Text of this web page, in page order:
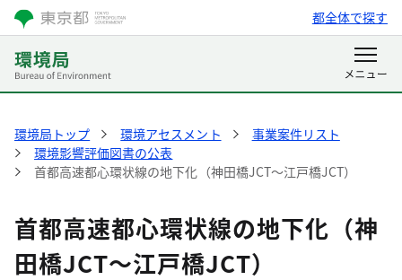
都全体で探す
環境局トップ 環境アセスメント
事業案件リスト
環境影響評価図書の公表
首都高速都心環状線の地下化（神田橋JCT～江戸橋JCT）
首都高速都心環状線の地下化（神
田橋JCT～江戸橋JCT）